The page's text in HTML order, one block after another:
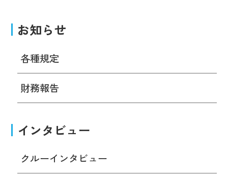
お知らせ
各種規定
財務報告
インタビュー
クルーインタビュー